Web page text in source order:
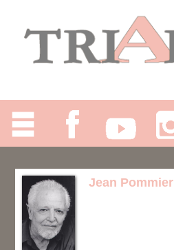
Jean Pommier